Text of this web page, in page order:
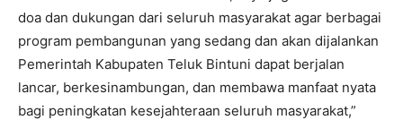
doa dan dukungan dari seluruh masyarakat agar berbagai
program pembangunan yang sedang dan akan dijalankan
Pemerintah Kabupaten Teluk Bintuni dapat berjalan
lancar, berkesinambungan, dan membawa manfaat nyata
bagi peningkatan kesejahteraan seluruh masyarakat,”